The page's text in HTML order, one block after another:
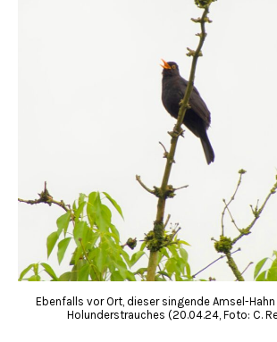
Ebenfalls vor Ort, dieser singende Amsel-
Holunderstrauches (20.04.24, Foto: C.